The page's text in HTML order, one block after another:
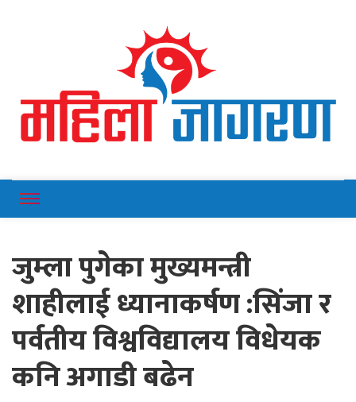
Mahilajagaran
जुम्ला पुगेका मुख्यमन्त्री
शाहीलाई ध्यानाकर्षण :सिंजा र
पर्वतीय विश्वविद्यालय विधेयक
कनि अगाडी बढेन